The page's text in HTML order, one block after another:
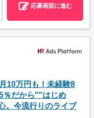
応募画面に進む
10万円も！未経験8
％だから""はじめ
。今流行りのライブ